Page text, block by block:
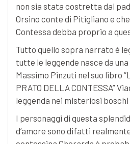
non sia stata costretta dal
Orsino conte di Pitigliano e
Contessa debba proprio a
Tutto quello sopra narrato è
tutte le leggende nasce da
Massimo Pinzuti nel suo libro
PRATO DELLA CONTESSA”
leggenda nei misteriosi boschi
I personaggi di questa
d’amore sono difatti